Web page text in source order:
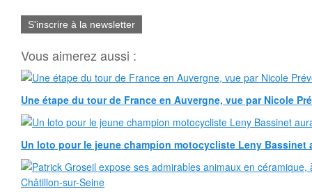
S'inscrire à la newsletter
Vous aimerez aussi :
Une étape du tour de France en Auvergne, vue par Nicole
Un loto pour le jeune champion motocycliste Leny Bassinet